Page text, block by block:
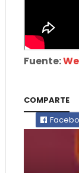
Fuente:
COMPARTE